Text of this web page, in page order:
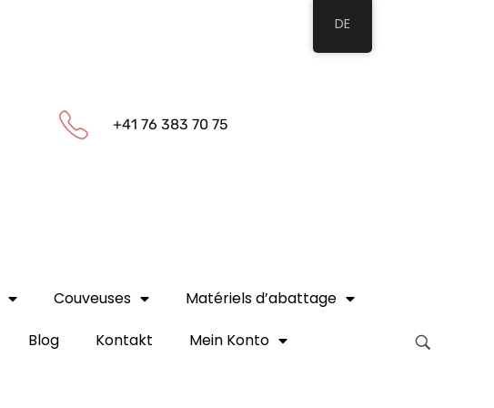
+41 76 383 70 75
Couveuses
Matériels d’abattage
Blog Kontakt Mein Konto
DE